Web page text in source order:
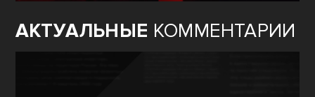
АКТУАЛЬНЫЕ КОММЕНТАРИИ